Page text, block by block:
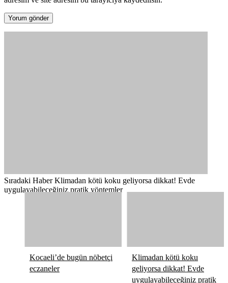
Sıradaki Haber Klimadan kötü koku geliyorsa dikkat! Evde
uygulayabileceğiniz pratik yöntemler
Kocaeli’de bugün nöbetçi
eczaneler
Klimadan kötü koku
geliyorsa dikkat! Evde
uygulayabileceğiniz pratik